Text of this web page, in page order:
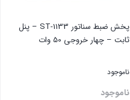
پخش ضبط سناتور ST-1133 – پنل
ثابت – چهار خروجی 50 وات
ناموجود
ناموجود